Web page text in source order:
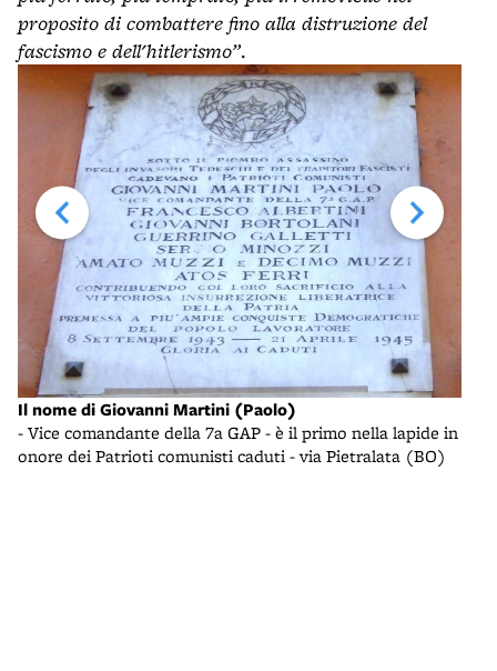
proposito di combattere fino alla distruzione del
fascismo e dell'hitlerismo”.
Il nome di Giovanni Martini (Paolo)
- Vice comandante della 7a GAP - è il primo nella lapide in
onore dei Patrioti comunisti caduti - via Pietralata (BO)